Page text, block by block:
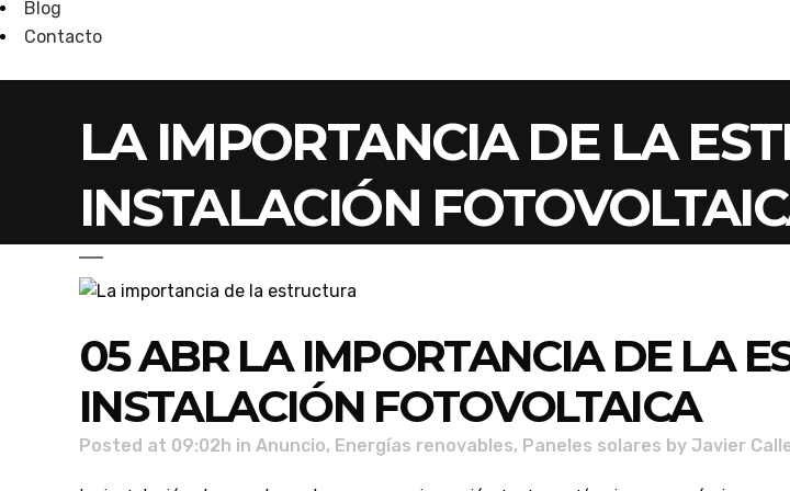
Blog
Contacto
LA IMPORTANCIA DE LA
INSTALACIÓN
05 ABRLA IMPORTANCIA DE LA
INSTALACIÓN FOTOVOLTAICA
Posted at 09:02h in Anuncio, Energías renovables, Paneles solares by Javier